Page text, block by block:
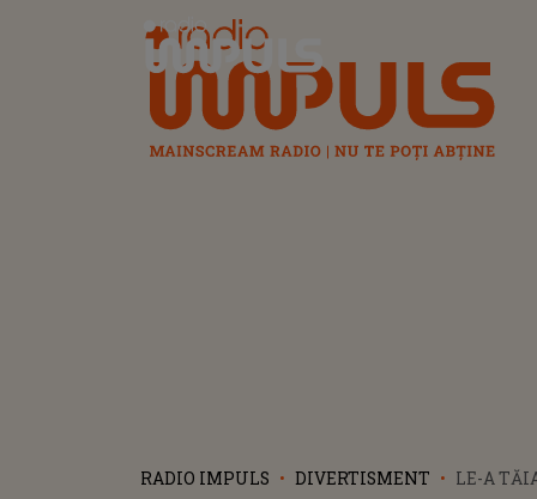
Radio Impuls
RADIO IMPULS DIVERTISMENT
LE-A